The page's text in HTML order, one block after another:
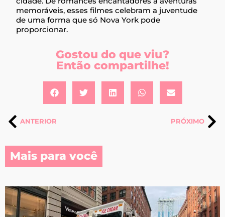
memoráveis, esses filmes celebram a juventude
de uma forma que só Nova York pode
proporcionar.
Gostou do que viu?
Então compartilhe!
ANTERIOR PRÓXIMO
Mais para você